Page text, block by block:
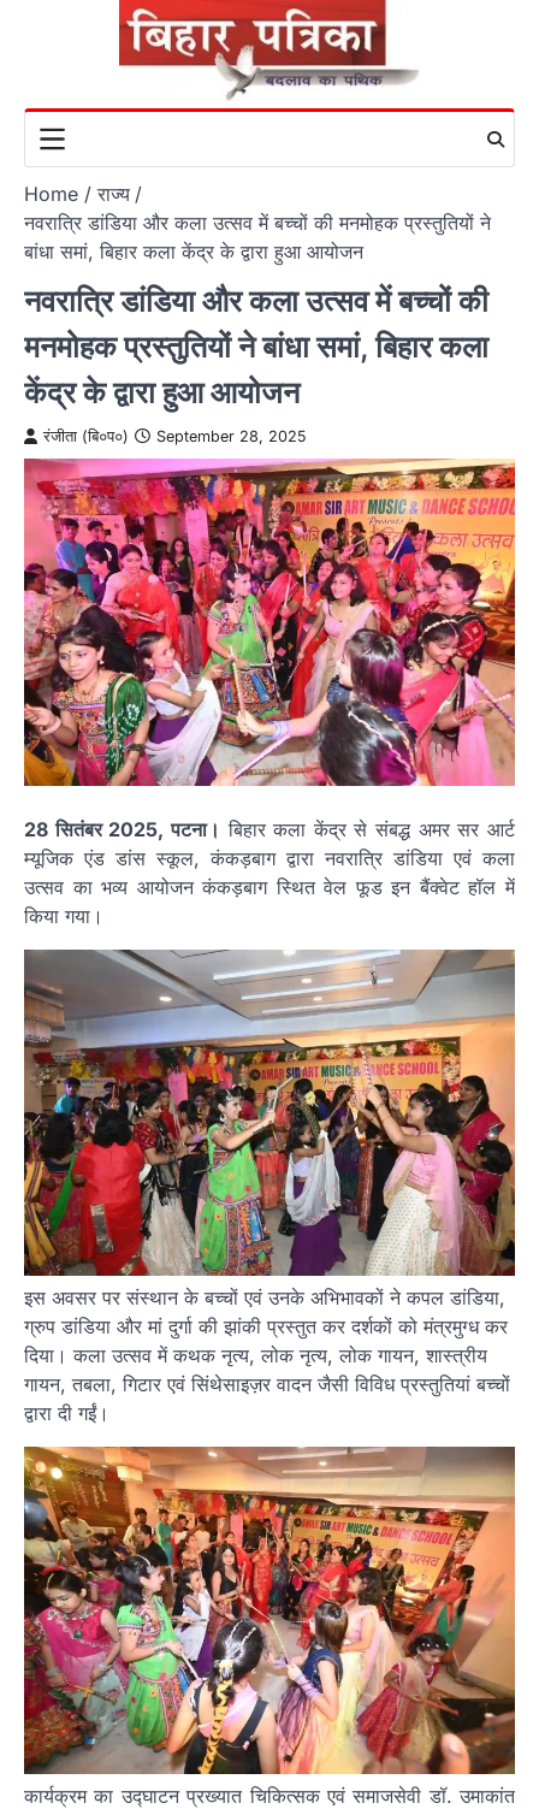
Home
राज्य
नवरात्रि डांडिया और कला उत्सव में बच्चों की मनमोहक प्रस्तुतियों ने
बांधा समां, बिहार कला केंद्र के द्वारा हुआ आयोजन
नवरात्रि डांडिया और कला उत्सव में बच्चों की
मनमोहक प्रस्तुतियों ने बांधा समां, बिहार कला
केंद्र के द्वारा हुआ आयोजन
रंजीता (बि०प०) September 28, 2025
28 सितंबर 2025, पटना। बिहार कला केंद्र से संबद्ध अमर सर आर्ट
म्यूजिक एंड डांस स्कूल, कंकड़बाग द्वारा नवरात्रि डांडिया एवं कला
उत्सव का भव्य आयोजन कंकड़बाग स्थित वेल फूड इन बैंक्वेट हॉल में
किया गया।
इस अवसर पर संस्थान के बच्चों एवं उनके अभिभावकों ने कपल डांडिया,
ग्रुप डांडिया और मां दुर्गा की झांकी प्रस्तुत कर दर्शकों को मंत्रमुग्ध कर
दिया। कला उत्सव में कथक नृत्य, लोक नृत्य, लोक गायन, शास्त्रीय
गायन, तबला, गिटार एवं सिंथेसाइज़र वादन जैसी विविध प्रस्तुतियां बच्चों
द्वारा दी गईं।
कार्यक्रम का उद्घाटन प्रख्यात चिकित्सक एवं समाजसेवी डॉ. उमाकांत